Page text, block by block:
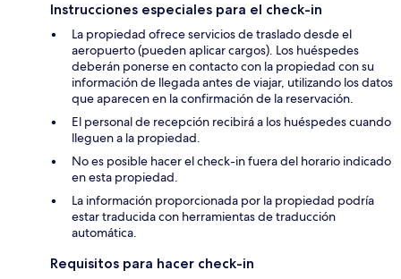
Instrucciones especiales para el check-in
La propiedad ofrece servicios de traslado desde el
aeropuerto (pueden aplicar cargos). Los huéspedes
deberán ponerse en contacto con la propiedad con su
información de llegada antes de viajar, utilizando los datos
que aparecen en la confirmación de la reservación.
El personal de recepción recibirá a los huéspedes cuando
lleguen a la propiedad.
No es posible hacer el check-in fuera del horario indicado
en esta propiedad.
La información proporcionada por la propiedad podría
estar traducida con herramientas de traducción
automática.
Requisitos para hacer check-in